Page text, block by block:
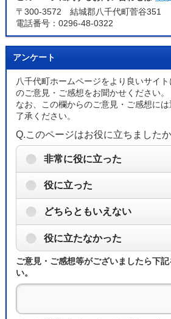
〒300-3572 結城郡八千代町菅谷351
電話番号：0296-48-0322
アンケート
八千代町ホームページをより良いサイ
のご意見・ご感想をお聞かせください。
なお、この欄からのご意見・ご感想に
了承ください。
Q.このページはお役に立ちました
非常に役に立った
役に立った
どちらともいえない
役に立たなかった
ご意見・ご感想等がございましたら下
い。